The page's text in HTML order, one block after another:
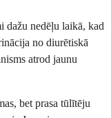
dažu nedēļu laikā, kad
no diurētiskā
atrod jaunu
bet prasa tūlītēju